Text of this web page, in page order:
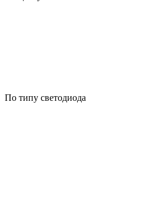
По типу светодиода